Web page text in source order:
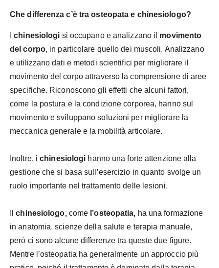
Che differenza c’è tra osteopata e chinesiologo?
Ichinesiologi si occupano e analizzano il movimento
del corpo, in particolare quello dei muscoli. Analizzano
e utilizzano dati e metodi scientifici per migliorare il
movimento del corpo attraverso la comprensione di aree
specifiche. Riconoscono gli effetti che alcuni fattori,
come la postura e la condizione corporea, hanno sul
movimento e sviluppano soluzioni per migliorare la
meccanica generale e la mobilità articolare.
Inoltre, ichinesiologi hanno una forte attenzione alla
gestione che si basa sull’esercizio in quanto svolge un
ruolo importante nel trattamento delle lesioni.
Ilchinesiologo,come l’osteopatia, ha una formazione
in anatomia, scienze della salute e terapia manuale,
però ci sono alcune differenze tra queste due figure.
Mentre l’osteopatia ha generalmente un approccio più